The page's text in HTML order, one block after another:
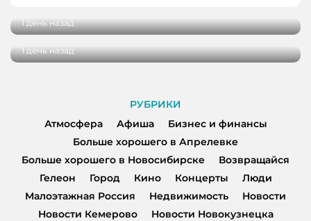
1 день назад
годом
1 день назад
РУБРИКИ
Атмосфера
Афиша
Бизнес и финансы
Больше хорошего в Апрелевке
Больше хорошего в Новосибирске
Возвращайся
Гелеон
Город Кино Концерты
Люди
Малоэтажная Россия
Недвижимость
Новости
Новости Кемерово
Новости Новокузнецка